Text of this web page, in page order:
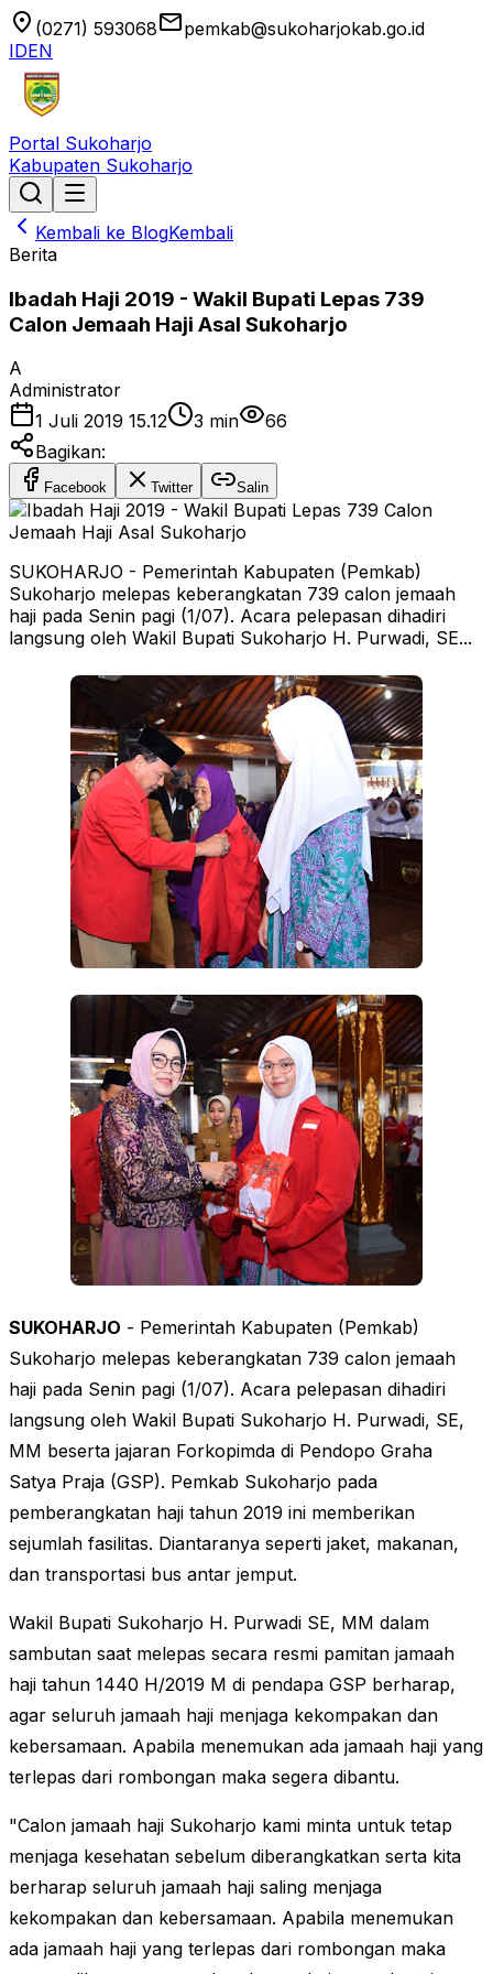
location_on (0271) 593068emailpemkab@sukoharjokab.go.id
IDEN
Portal Sukoharjo
Kabupaten Sukoharjo
Kembali ke BlogKembali
Berita
Ibadah Haji 2019 - Wakil Bupati Lepas 739
Calon Jemaah Haji Asal Sukoharjo
A
Administrator
1 Juli 2019 15.12
3 min
66
Bagikan:
Facebook Twitter Salin
SUKOHARJO - Pemerintah Kabupaten (Pemkab)
Sukoharjo melepas keberangkatan 739 calon jemaah
haji pada Senin pagi (1/07). Acara pelepasan dihadiri
langsung oleh Wakil Bupati Sukoharjo H. Purwadi, SE...
SUKOHARJO - Pemerintah Kabupaten (Pemkab)
Sukoharjo melepas keberangkatan 739 calon jemaah
haji pada Senin pagi (1/07). Acara pelepasan dihadiri
langsung oleh Wakil Bupati Sukoharjo H. Purwadi, SE,
MM beserta jajaran Forkopimda di Pendopo Graha
Satya Praja (GSP). Pemkab Sukoharjo pada
pemberangkatan haji tahun 2019 ini memberikan
sejumlah fasilitas. Diantaranya seperti jaket, makanan,
dan transportasi bus antar jemput.
Wakil Bupati Sukoharjo H. Purwadi SE, MM dalam
sambutan saat melepas secara resmi pamitan jamaah
haji tahun 1440 H/2019 M di pendapa GSP berharap,
agar seluruh jamaah haji menjaga kekompakan dan
kebersamaan. Apabila menemukan ada jamaah haji yang
terlepas dari rombongan maka segera dibantu.
"Calon jamaah haji Sukoharjo kami minta untuk tetap
menjaga kesehatan sebelum diberangkatkan serta kita
berharap seluruh jamaah haji saling menjaga
kekompakan dan kebersamaan. Apabila menemukan
ada jamaah haji yang terlepas dari rombongan maka